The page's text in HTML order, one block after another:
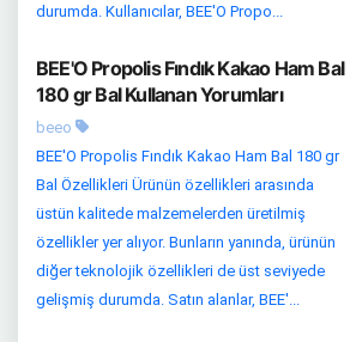
durumda. Kullanıcılar, BEE'O Propo...
BEE'O Propolis Fındık Kakao Ham Bal
180 gr Bal Kullanan Yorumları
beeo
BEE'O Propolis Fındık Kakao Ham Bal 180 gr
Bal Özellikleri Ürünün özellikleri arasında
üstün kalitede malzemelerden üretilmiş
özellikler yer alıyor. Bunların yanında, ürünün
diğer teknolojik özellikleri de üst seviyede
gelişmiş durumda. Satın alanlar, BEE'...